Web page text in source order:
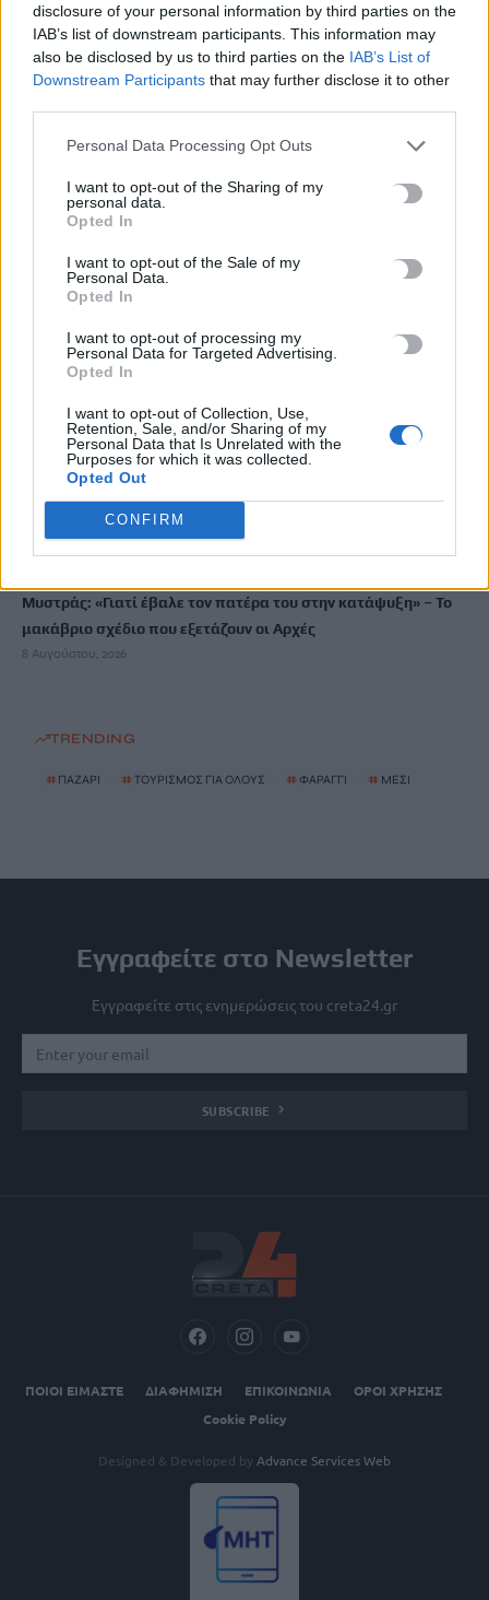
disclosure of your personal information by third parties on the
IAB’s list of downstream participants. This information may
also be disclosed by us to third parties on the IAB’s List of
Downstream Participants that may further disclose it to other
Personal Data Processing Opt Outs
I want to opt-out of the Sharing of my
personal data.
Opted In
I want to opt-out of the Sale of my
Personal Data.
Opted In
I want to opt-out of processing my
Personal Data for Targeted Advertising.
Opted In
I want to opt-out of Collection, Use,
Retention, Sale, and/or Sharing of my
Personal Data that Is Unrelated with the
Purposes for which it was collected.
Opted Out
CONFIRM
Τουρισμός για Ολους 2026-2027: Τα SOS για να «κλειδώσετε»
το voucher διακοπών
8 Αυγούστου, 2026
Ηράκλειο: Περιπατητής χρειάστηκε βοήθεια σε φαράγγι
Βαρύ πένθος για τον Μέσι: «Έφυγε» από τη ζωή ο πατέρας του
8 Αυγούστου, 2026
8 Αυγούστου, 2026
8 Αυγούστου, 2026
Καλοκαίρι και αλλεργίες: Πότε απαιτείται προσοχή και ποια
συμπτώματα δεν πρέπει να αγνοούμε
8 Αυγούστου, 2026
Μυστράς: «Γιατί έβαλε τον πατέρα του στην κατάψυξη» – Το
μακάβριο σχέδιο που εξετάζουν οι Αρχές
8 Αυγούστου, 2026
TRENDING
# ΠΑΖΑΡΙ # ΤΟΥΡΙΣΜΟΣ ΓΙΑ ΟΛΟΥΣ # ΦΑΡΑΓΓΙ # ΜΕΣΙ
Εγγραφείτε στο Newsletter
Εγγραφείτε στις ενημερώσεις του creta24.gr
SUBSCRIBE
ΠΟΙΟΙ ΕΙΜΑΣΤΕ ΔΙΑΦΗΜΙΣΗ ΕΠΙΚΟΙΝΩΝΙΑ
ΟΡΟΙ ΧΡΗΣΗΣ
Cookie Policy
Designed & Developed by Advance Services Web